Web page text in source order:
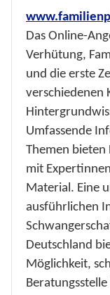
Das Online-
Verhütung,
und die erste
verschiedenen
Umfassende
Themen
mit
Material. Eine
ausführlichen
Deutschland
Möglichkeit,